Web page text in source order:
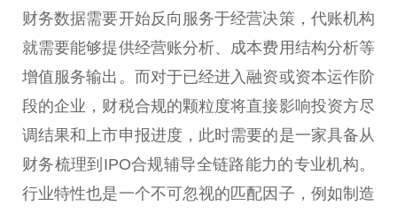
财务数据需要开始反向服务于经营决策，代账机构
就需要能够提供经营账分析、成本费用结构分析等
增值服务输出。而对于已经进入融资或资本运作阶
段的企业，财税合规的颗粒度将直接影响投资方尽
调结果和上市申报进度，此时需要的是一家具备从
财务梳理到IPO合规辅导全链路能力的专业机构。
行业特性也是一个不可忽视的匹配因子，例如制造